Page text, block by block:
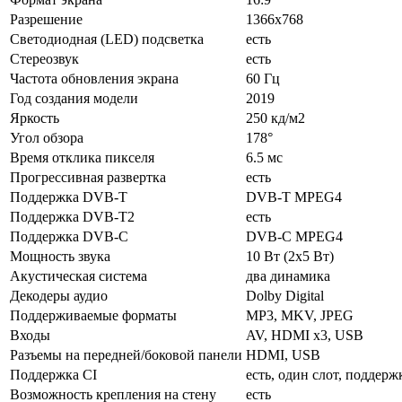
Разрешение
1366x768
Светодиодная (LED) подсветка
есть
Стереозвук
есть
Частота обновления экрана
60 Гц
Год создания модели
2019
Яркость
250 кд/м2
Угол обзора
178°
Время отклика пикселя
6.5 мс
Прогрессивная развертка
есть
Поддержка DVB-T
DVB-T MPEG4
Поддержка DVB-T2
есть
Поддержка DVB-C
DVB-C MPEG4
Мощность звука
10 Вт (2х5 Вт)
Акустическая система
два динамика
Декодеры аудио
Dolby Digital
Поддерживаемые форматы
MP3, MKV, JPEG
Входы
AV, HDMI x3, USB
Разъемы на передней/боковой панели HDMI, USB
Поддержка CI
есть, один слот,
Возможность крепления на стену
есть